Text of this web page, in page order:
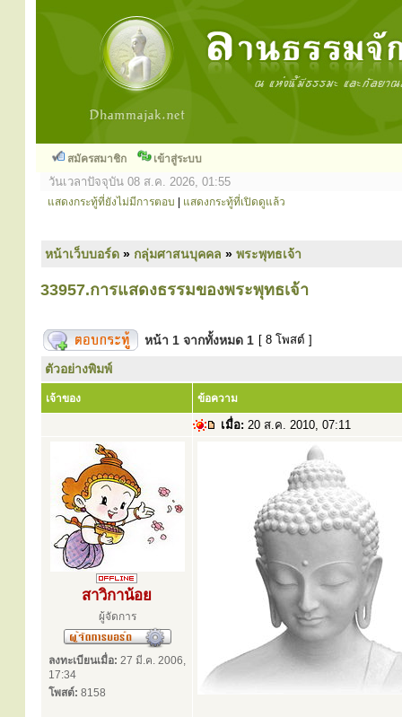
สมัครสมาชิก เข้าสู่ระบบ
วันเวลาปัจจุบัน 08 ส.ค. 2026, 01:55
แสดงกระทู้ที่ยังไม่มีการตอบ แสดงกระทู้ที่เปิดดูแล้ว
หน้าเว็บบอร์ด » กลุ่มศาสนบุคคล » พระพุทธเจ้า
33957.การแสดงธรรมของพระพุทธเจ้า
หน้า 1 จากทั้งหมด 1 [ 8 โพสต์ ]
ตัวอย่างพิมพ์
เจ้าของ ข้อความ
เมื่อ: 20 ส.ค. 2010, 07:11
สาวิกาน้อย
ผู้จัดการ
ลงทะเบียนเมื่อ: 27 มี.ค. 2006,
17:34
โพสต์: 8158